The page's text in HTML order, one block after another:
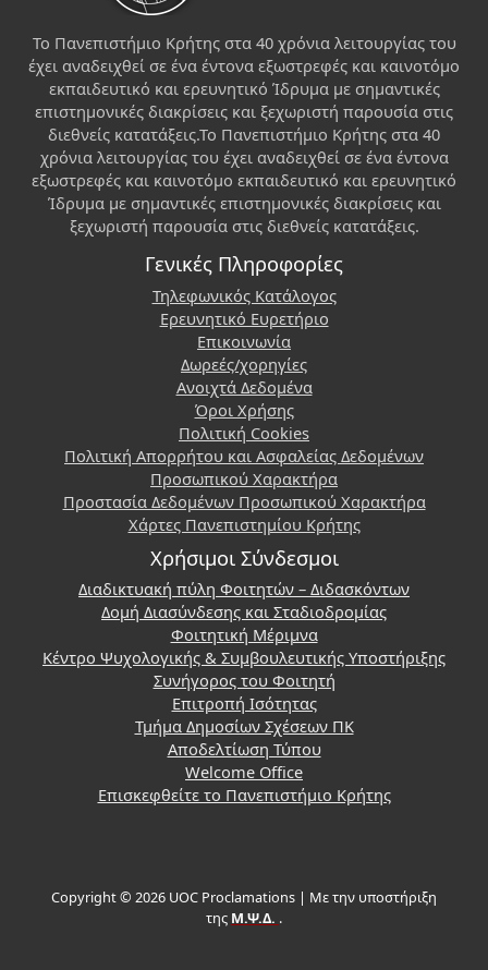
Το Πανεπιστήμιο Κρήτης στα 40 χρόνια λειτουργίας του
έχει αναδειχθεί σε ένα έντονα εξωστρεφές και καινοτόμο
εκπαιδευτικό και ερευνητικό Ίδρυμα με σημαντικές
επιστημονικές διακρίσεις και ξεχωριστή παρουσία στις
διεθνείς κατατάξεις.Το Πανεπιστήμιο Κρήτης στα 40
χρόνια λειτουργίας του έχει αναδειχθεί σε ένα έντονα
εξωστρεφές και καινοτόμο εκπαιδευτικό και ερευνητικό
Ίδρυμα με σημαντικές επιστημονικές διακρίσεις και
ξεχωριστή παρουσία στις διεθνείς κατατάξεις.
Γενικές Πληροφορίες
Τηλεφωνικός Κατάλογος
Ερευνητικό Ευρετήριο
Επικοινωνία
Δωρεές/χορηγίες
Ανοιχτά Δεδομένα
Όροι Χρήσης
Πολιτική Cookies
Πολιτική Απορρήτου και Ασφαλείας Δεδομένων
Προσωπικού Χαρακτήρα
Προστασία Δεδομένων Προσωπικού Χαρακτήρα
Χάρτες Πανεπιστημίου Κρήτης
Χρήσιμοι Σύνδεσμοι
Διαδικτυακή πύλη Φοιτητών – Διδασκόντων
Δομή Διασύνδεσης και Σταδιοδρομίας
Φοιτητική Μέριμνα
Κέντρο Ψυχολογικής & Συμβουλευτικής Υποστήριξης
Συνήγορος του Φοιτητή
Επιτροπή Ισότητας
Τμήμα Δημοσίων Σχέσεων ΠΚ
Αποδελτίωση Τύπου
Welcome Office
Επισκεφθείτε το Πανεπιστήμιο Κρήτης
Copyright © 2026 UOC Proclamations | Με την υποστήριξη
της Μ.Ψ.Δ. .